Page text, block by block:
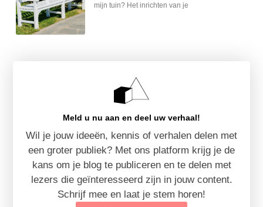
mijn tuin? Het inrichten van je
Meld u nu aan en deel uw verhaal!
Wil je jouw ideeën, kennis of verhalen delen met
een groter publiek? Met ons platform krijg je de
kans om je blog te publiceren en te delen met
lezers die geïnteresseerd zijn in jouw content.
Schrijf mee en laat je stem horen!